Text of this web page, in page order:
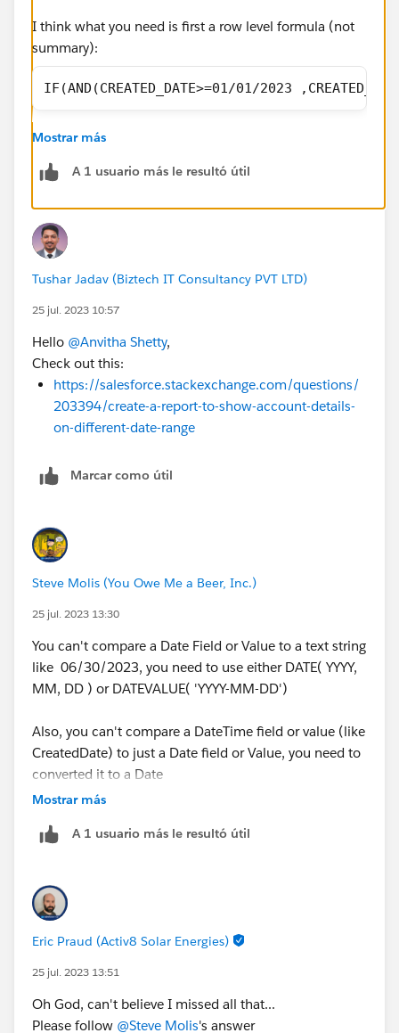
I think what you need is first a row level formula (not
summary):
IF(AND(CREATED_DATE>=01/01/2023
Now, you can simply summarize the RLF column if it's
Mostrar más
A 1 usuario más le resultó útil
Tushar Jadav (Biztech IT Consultancy PVT LTD)
25 jul. 2023 10:57
Hello @Anvitha Shetty,
Check out this:
https://salesforce.stackexchange.com/questions/
203394/create-a-report-to-show-account-details-
on-different-date-range
Marcar como útil
Steve Molis (You Owe Me a Beer, Inc.)
25 jul. 2023 13:30
You can't compare a Date Field or Value to a text string
like 06/30/2023, you need to use either DATE( YYYY,
MM, DD ) or DATEVALUE( 'YYYY-MM-DD')
Also, you can't compare a DateTime field or value (like
CreatedDate) to just a Date field or Value, you need to
converted it to a Date
DATEVALUE( CREATED_DATE ) >= DATE(2023,
DATEVALUE( CREATED_DATE ) <= DATE(2023, 06,
) ,
Activity.Meaningful_Conversation__c,
Mostrar más
A 1 usuario más le resultó útil
Eric Praud (Activ8 Solar Energies)
25 jul. 2023 13:51
Oh God, can't believe I missed all that...
Please follow @Steve Molis's answer